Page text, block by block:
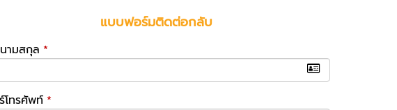
แบบฟอร์มติดต่อกลับ
ามสกุล *
โทรศัพท์ *